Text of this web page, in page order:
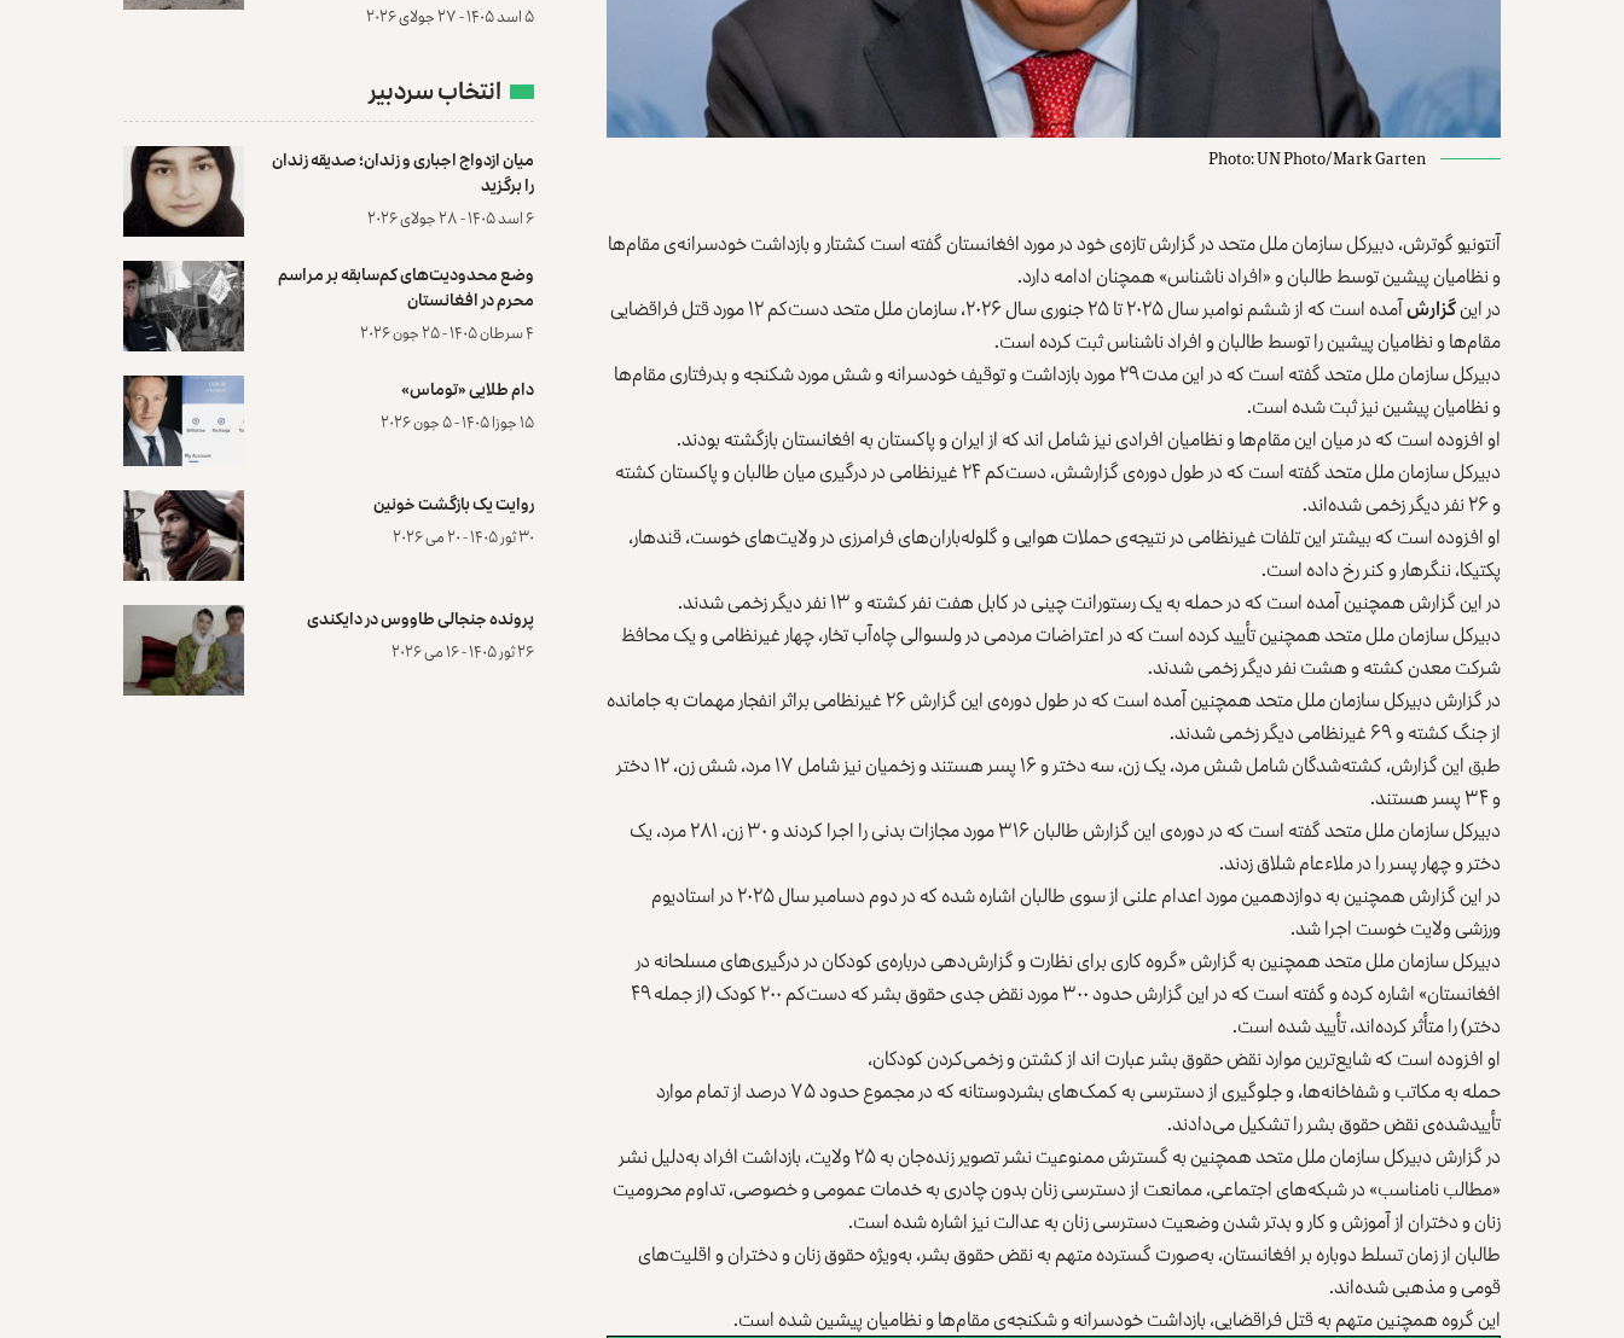
Photo: UN Photo/Mark Garten
آنتونیو گوترش، دبیرکل سازمان ملل متحد در گزارش تازه‌‌ی خود در مورد افغانستان گفته است کشتار و بازداشت خودسرانه‌ی مقام‌ها
و نظامیان پیشین توسط طالبان و «افراد ناشناس» همچنان ادامه دارد.
در اینگزارش
آمده است که از ششم نوامبر سال ۲۰۲۵ تا ۲۵ جنوری سال ۲۰۲۶، سازمان ملل متحد دست‌کم ۱۲ مورد قتل فراقضایی
مقام‌ها و نظامیان پیشین را توسط طالبان و افراد ناشناس ثبت کرده است.
دبیرکل سازمان ملل متحد گفته است که در این مدت ۲۹ مورد بازداشت و توقیف خودسرانه و شش مورد شکنجه و بدرفتاری مقام‌ها
و نظامیان پیشین نیز ثبت شده است.
او افزوده است که در میان این مقام‌ها و نظامیان افرادی نیز شامل اند که از ایران و پاکستان به افغانستان بازگشته بودند.
دبیرکل سازمان ملل متحد گفته است که در طول دوره‌ی گزارشش، دست‌کم ۲۴ غیرنظامی در درگیری میان طالبان و پاکستان کشته
و ۲۶ نفر دیگر زخمی شده‌اند.
او افزوده است که بیشتر این تلفات غیرنظامی در نتیجه‌‌ی حملات هوایی و گلوله‌باران‌های فرامرزی در ولایت‌های خوست، قندهار،
پکتیکا، ننگرهار و کنر رخ داده است.
در این گزارش همچنین آمده است که در حمله به یک رستورانت چینی در کابل هفت نفر کشته و ۱۳ نفر دیگر زخمی شدند.
دبیرکل سازمان ملل متحد همچنین تأیید کرده است که در اعتراضات مردمی در ولسوالی چاه‌آب تخار، چهار غیرنظامی و یک محافظ
شرکت معدن کشته و هشت نفر دیگر زخمی شدند.
در گزارش دبیرکل سازمان ملل متحد همچنین آمده است که در طول دوره‌ی این گزارش ۲۶ غیرنظامی براثر انفجار مهمات به‌ جامانده
از جنگ کشته و ۶۹ غیرنظامی دیگر زخمی شدند.
طبق این گزارش، کشته‌شدگان شامل شش مرد، یک زن، سه دختر و ۱۶ پسر هستند و زخمیان نیز شامل ۱۷ مرد، شش زن، ۱۲ دختر
و ۳۴ پسر هستند.
دبیرکل سازمان ملل متحد گفته است که در دوره‌ی این گزارش طالبان ۳۱۶ مورد مجازات بدنی را اجرا کردند و ۳۰ زن، ۲۸۱ مرد، یک
دختر و چهار پسر را در ملاءعام شلاق زدند.
در این گزارش همچنین به دوازدهمین مورد اعدام علنی از سوی طالبان اشاره شده که در دوم دسامبر سال ۲۰۲۵ در استادیوم
ورزشی ولایت خوست اجرا شد.
دبیرکل سازمان ملل متحد همچنین به گزارش «گروه کاری برای نظارت و گزارش‌دهی درباره‌ی کودکان در درگیری‌های مسلحانه در
افغانستان» اشاره کرده و گفته است که در این گزارش حدود ۳۰۰ مورد نقض جدی حقوق‌‌ بشر که دست‌کم ۲۰۰ کودک (از جمله ۴۹
دختر) را متأثر کرده‌اند، تأیید شده است.
او افزوده است که شایع‌ترین موارد نقض حقوق‌ بشر عبارت اند از کشتن و زخمی‌کردن کودکان،
حمله به مکاتب و شفاخانه‌ها، و جلوگیری از دسترسی به کمک‌های بشردوستانه که در مجموع حدود ۷۵ درصد از تمام موارد
تأییدشده‌ی نقض حقوق‌‌ بشر را تشکیل می‌دادند.
در گزارش دبیرکل سازمان ملل متحد همچنین به گسترش ممنوعیت نشر تصویر زنده‌جان به ۲۵ ولایت، بازداشت افراد به‌دلیل نشر
«مطالب نامناسب» در شبکه‌های اجتماعی، ممانعت از دسترسی زنان بدون چادری به خدمات عمومی و خصوصی، تداوم محرومیت
زنان و دختران از آموزش و کار و بدتر شدن وضعیت دسترسی زنان به عدالت نیز اشاره شده است.
طالبان از زمان تسلط دوباره بر افغانستان، به‌صورت گسترده متهم به نقض حقوق‌ بشر، به‌ویژه حقوق زنان و دختران و اقلیت‌های
قومی و مذهبی شده‌اند.
این گروه همچنین متهم به قتل فراقضایی، بازداشت خودسرانه و شکنجه‌ی مقام‌ها و نظامیان پیشین شده‌ است.
۵ اسد ۱۴۰۵ - ۲۷ جولای ۲۰۲۶
انتخاب سردبیر
میان ازدواج اجباری و زندان؛ صدیقه زندان
را برگزید
۶ اسد ۱۴۰۵ - ۲۸ جولای ۲۰۲۶
وضع محدودیت‌های کم‌سابقه بر مراسم
محرم در افغانستان
۴ سرطان ۱۴۰۵ - ۲۵ جون ۲۰۲۶
دام طلایی «توماس»
۱۵ جوزا ۱۴۰۵ - ۵ جون ۲۰۲۶
روایت یک بازگشت خونین
۳۰ ثور ۱۴۰۵ - ۲۰ می ۲۰۲۶
پرونده‌ جنجالی طاووس در دایکندی
۲۶ ثور ۱۴۰۵ - ۱۶ می ۲۰۲۶